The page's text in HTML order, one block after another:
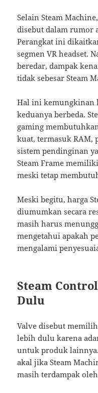
Selain Steam
disebut dalam rumor
Perangkat ini
segmen VR headset.
beredar, dampak
tidak sebesar Steam
Hal ini kemungkinan
keduanya berbeda.
gaming
kuat, termasuk RAM,
sistem pendinginan
Steam Frame
meski tetap
Meski begitu, harga
diumumkan secara
masih harus
mengetahui apakah
mengalami
Steam
Dulu
Valve disebut
lebih dulu karena
untuk produk
akal jika Steam
masih terdampak